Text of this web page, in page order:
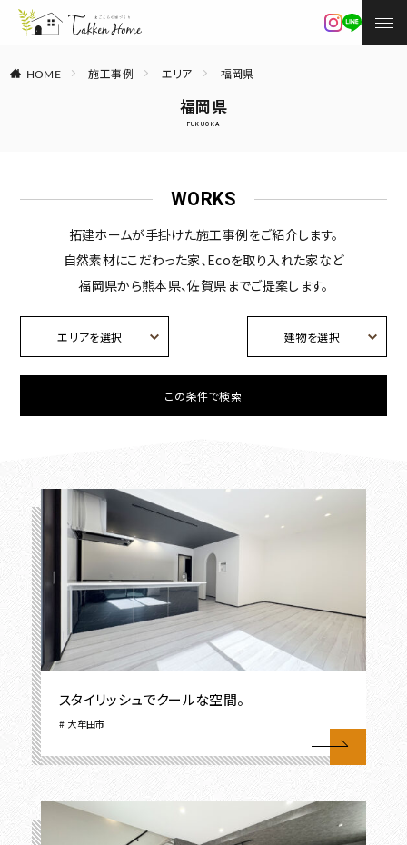
HOME 施工事例 エリア 福岡県
福岡県
FUKUOKA
WORKS
拓建ホームが手掛けた施工事例をご紹介します。
自然素材にこだわった家、Ecoを取り入れた家など
福岡県から熊本県、佐賀県までご提案します。
スタイリッシュでクールな空間。
大牟田市